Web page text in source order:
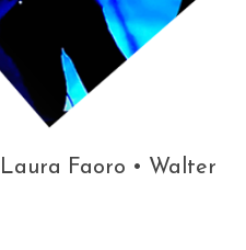
Faoro • Walter